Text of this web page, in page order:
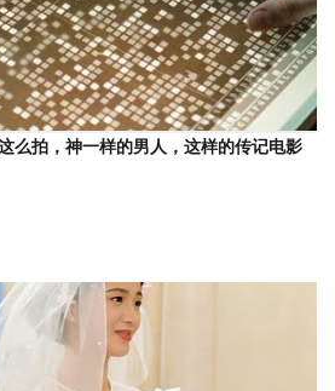
么拍，神一样的男人，这样的传记电影